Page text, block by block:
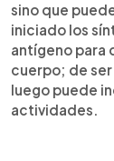
sino que
iniciado los
antígeno para
cuerpo; de
luego puede
actividades.